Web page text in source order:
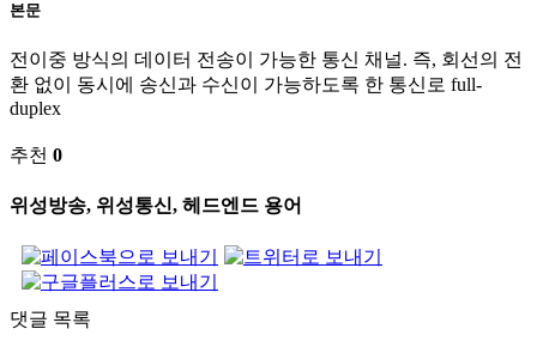
본문
전이중 방식의 데이터 전송이 가능한 통신 채널. 즉, 회선의 전
환 없이 동시에 송신과 수신이 가능하도록 한 통신로 full-
duplex
추천 0
위성방송, 위성통신, 헤드엔드 용어
댓글 목록